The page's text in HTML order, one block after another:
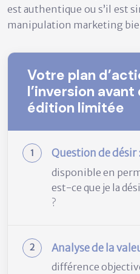
est authentique ou s’il est
manipulation marketing
Votre plan
l’inversion
édition limitée
Question de désir :
disponible en
est-ce que je la
?
Analyse de la
différence